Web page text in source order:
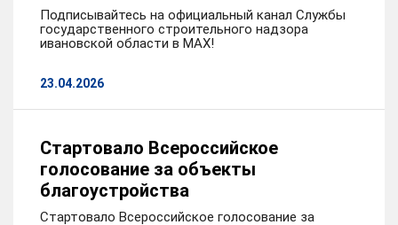
Подписывайтесь на официальный канал Службы
государственного строительного надзора
ивановской области в MAX!
23.04.2026
Стартовало Всероссийское
голосование за объекты
благоустройства
Стартовало Всероссийское голосование за